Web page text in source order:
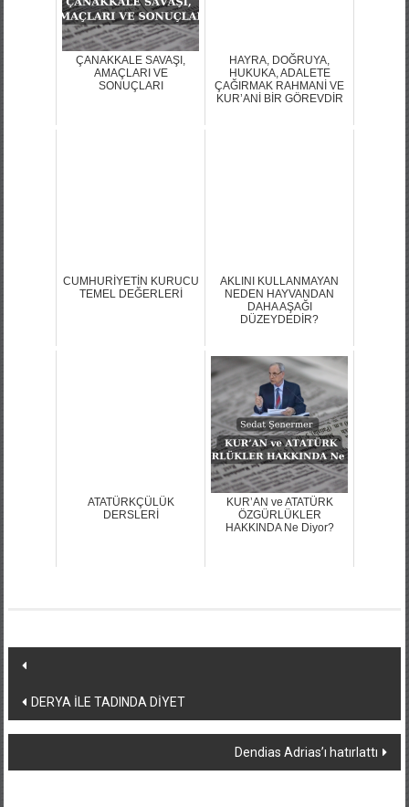
ÇANAKKALE SAVAŞI,
AMAÇLARI VE
SONUÇLARI
HAYRA, DOĞRUYA,
HUKUKA, ADALETE
ÇAĞIRMAK RAHMANİ VE
KUR’ANİ BİR GÖREVDİR
CUMHURİYETİN KURUCU
TEMEL DEĞERLERİ
AKLINI KULLANMAYAN
NEDEN HAYVANDAN
DAHA AŞAĞI
DÜZEYDEDİR?
ATATÜRKÇÜLÜK
DERSLERİ
KUR’AN ve ATATÜRK
ÖZGÜRLÜKLER
HAKKINDA Ne Diyor?
Yazı
dolaşımı
DERYA İLE TADINDA DİYET
Dendias Adrias’ı hatırlattı